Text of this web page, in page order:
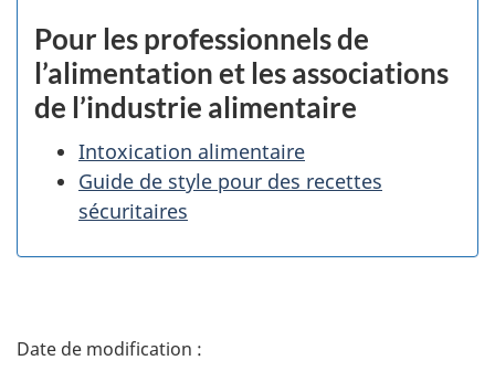
Pour les professionnels de
l’alimentation et les associations
de l’industrie alimentaire
Intoxication alimentaire
Guide de style pour des recettes
sécuritaires
D